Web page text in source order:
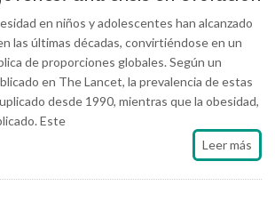
en niños y adolescentes han alcanzado
las últimas décadas, convirtiéndose en un
de proporciones globales. Según un
en The Lancet, la prevalencia de estas
desde 1990, mientras que la obesidad,
Este
Leer más